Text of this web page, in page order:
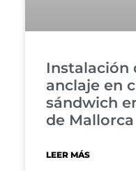
Instalación
anclaje en
sándwich
de Mallorca
LEER MÁS